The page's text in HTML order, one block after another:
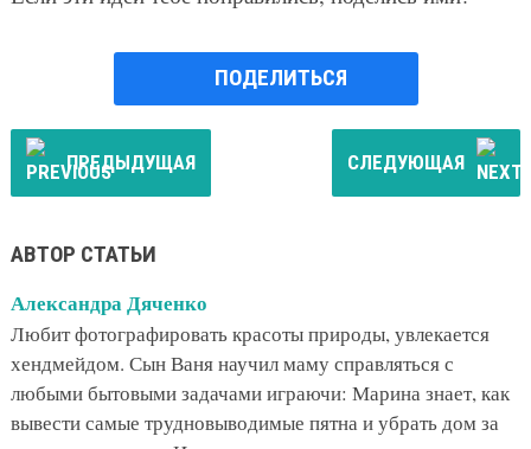
ПОДЕЛИТЬСЯ
ПРЕДЫДУЩАЯ СЛЕДУЮЩАЯ
АВТОР СТАТЬИ
Александра Дяченко
Любит фотографировать красоты природы, увлекается
хендмейдом. Сын Ваня научил маму справляться с
любыми бытовыми задачами играючи: Марина знает, как
вывести самые трудновыводимые пятна и убрать дом за